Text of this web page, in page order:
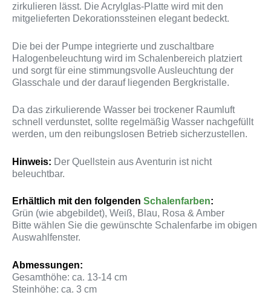
zirkulieren lässt. Die Acrylglas-Platte wird mit den
mitgelieferten Dekorationssteinen elegant bedeckt.
Die bei der Pumpe integrierte und zuschaltbare
Halogenbeleuchtung wird im Schalenbereich platziert
und sorgt für eine stimmungsvolle Ausleuchtung der
Glasschale und der darauf liegenden Bergkristalle.
Da das zirkulierende Wasser bei trockener Raumluft
schnell verdunstet, sollte regelmäßig Wasser nachgefüllt
werden, um den reibungslosen Betrieb sicherzustellen.
Hinweis: Der Quellstein aus Aventurin ist nicht
beleuchtbar.
Erhältlich mit den folgenden Schalenfarben:
Grün (wie abgebildet), Weiß, Blau, Rosa & Amber
Bitte wählen Sie die gewünschte Schalenfarbe im obigen
Auswahlfenster.
Abmessungen:
Gesamthöhe: ca. 13-14 cm
Steinhöhe: ca. 3 cm